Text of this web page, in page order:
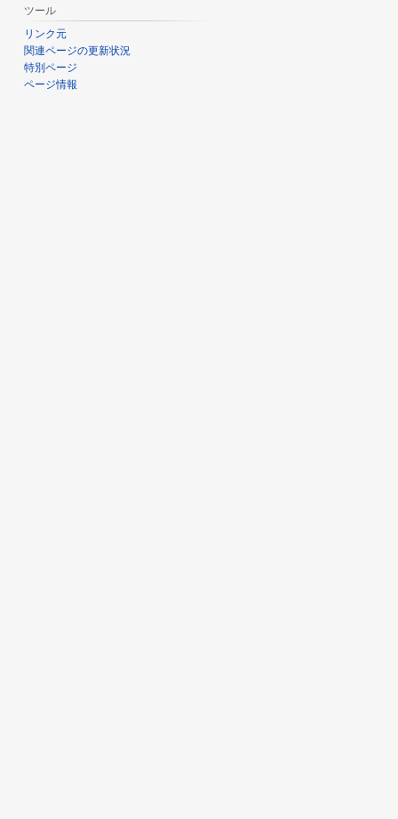
ツール
リンク元
関連ページの更新状況
特別ページ
ページ情報